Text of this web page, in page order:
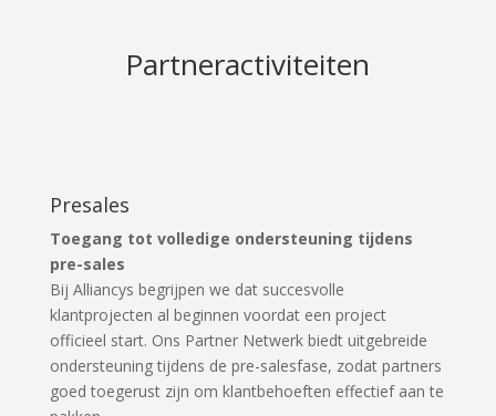
Partneractiviteiten
Presales
Toegang tot volledige ondersteuning tijdens
pre-sales
Bij Alliancys begrijpen we dat succesvolle
klantprojecten al beginnen voordat een project
officieel start. Ons Partner Netwerk biedt uitgebreide
ondersteuning tijdens de pre-salesfase, zodat partners
goed toegerust zijn om klantbehoeften effectief aan te